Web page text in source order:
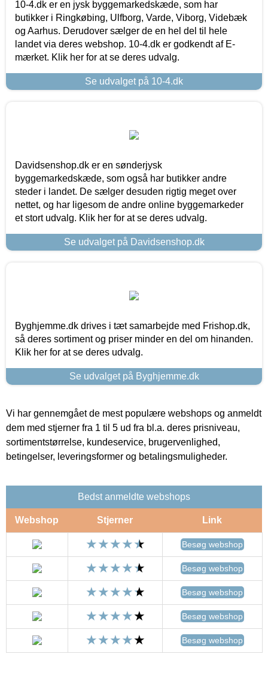
10-4.dk er en jysk byggemarkedskæde, som har
butikker i Ringkøbing, Ulfborg, Varde, Viborg, Videbæk
og Aarhus. Derudover sælger de en hel del til hele
landet via deres webshop. 10-4.dk er godkendt af E-
mærket. Klik her for at se deres udvalg.
Se udvalget på 10-4.dk
Davidsenshop.dk er en sønderjysk
byggemarkedskæde, som også har butikker andre
steder i landet. De sælger desuden rigtig meget over
nettet, og har ligesom de andre online byggemarkeder
et stort udvalg. Klik her for at se deres udvalg.
Se udvalget på Davidsenshop.dk
Byghjemme.dk drives i tæt samarbejde med Frishop.dk,
så deres sortiment og priser minder en del om hinanden.
Klik her for at se deres udvalg.
Se udvalget på Byghjemme.dk
Vi har gennemgået de mest populære webshops og anmeldt
dem med stjerner fra 1 til 5 ud fra bl.a. deres prisniveau,
sortimentstørrelse, kundeservice, brugervenlighed,
betingelser, leveringsformer og betalingsmuligheder.
Bedst anmeldte webshops
Webshop Stjerner Link
Besøg webshop
Besøg webshop
Besøg webshop
Besøg webshop
Besøg webshop